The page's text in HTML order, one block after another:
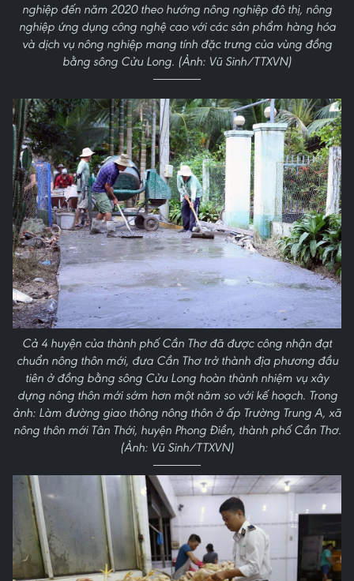
nghiệp đến năm 2020 theo hướng nông nghiệp đô thị, nông
nghiệp ứng dụng công nghệ cao với các sản phẩm hàng hóa
và dịch vụ nông nghiệp mang tính đặc trưng của vùng đồng
bằng sông Cửu Long. (Ảnh: Vũ Sinh/TTXVN)
Cả 4 huyện của thành phố Cần Thơ đã được công nhận đạt
chuẩn nông thôn mới, đưa Cần Thơ trở thành địa phương đầu
tiên ở đồng bằng sông Cửu Long hoàn thành nhiệm vụ xây
dựng nông thôn mới sớm hơn một năm so với kế hoạch. Trong
ảnh: Làm đường giao thông nông thôn ở ấp Trường Trung A, xã
nông thôn mới Tân Thới, huyện Phong Điền, thành phố Cần Thơ.
(Ảnh: Vũ Sinh/TTXVN)